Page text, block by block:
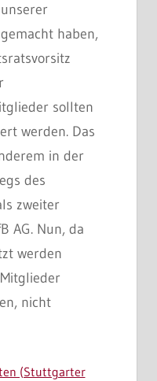
haben,
sollten
werden. Das
in der
des
zweiter
AG. Nun, da
werden
nicht
(Stuttgarter